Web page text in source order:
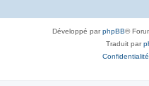
Développé parphpBB®
Traduit par
Confidentialité